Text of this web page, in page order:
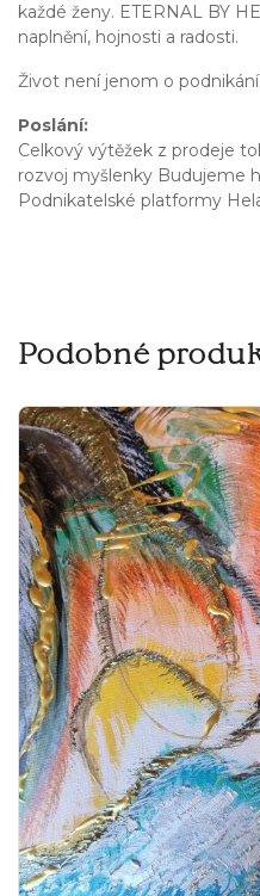
každé ženy. ETERNAL BY
naplnění, hojnosti a radosti.
Život není jenom o podnikání.
Poslání:
Celkový výtěžek z prodeje
rozvoj myšlenky Budujeme
Podnikatelské platformy
Podobné